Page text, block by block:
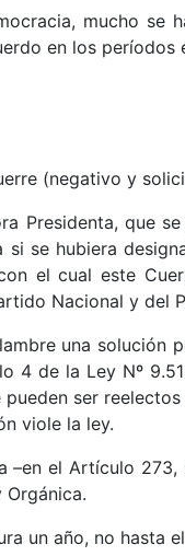
mucho
en los
(negativo y
Presidenta,
si se hubiera
el cual este
Nacional y del
una
de la Ley Nº
ser
viole la ley.
–en el Artículo
Orgánica.
un año, no hasta